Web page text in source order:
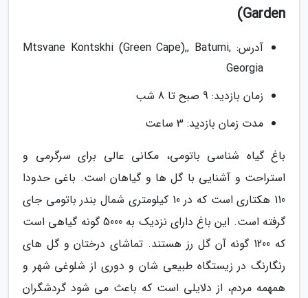
Garden)
آدرس: Mtsvane Kontskhi (Green Cape),, Batumi,
Georgia
زمان بازدید: 9 صبح تا 8 شب
مدت زمان بازدید: 3 ساعت
باغ گیاه شناسی باتومی، مکانی عالی برای سرگرمی و
استراحت و آشنایی با گل ها و گیاهان است. باغی حدودا
110 هکتاری است که در 10 کیلومتری شمال بندر باتومی جای
گرفته است. این باغ دارای نزدیک به 5000 گونه گیاهی است
که 1200 گونه آن گل رز هستند. تماشای درختان و گل های
رنگارنگ در زیستگاه طبیعی شان و دوری از شلوغی شهر و
همهمه مردم، از دلایلی است که باعث می شود گردشگران